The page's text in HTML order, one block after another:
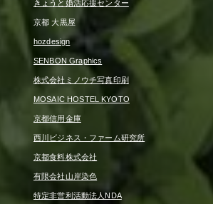
きょうと婚活応援センター
京都 大黒屋
hozdesign
SENBON Graphics
株式会社ミノウチ写真印刷
MOSAIC HOSTEL KYOTO
京都信用金庫
西川ビジネス・ファーム研究所
京都食料株式会社
有限会社山岸染色
特定非営利活動法人NDA